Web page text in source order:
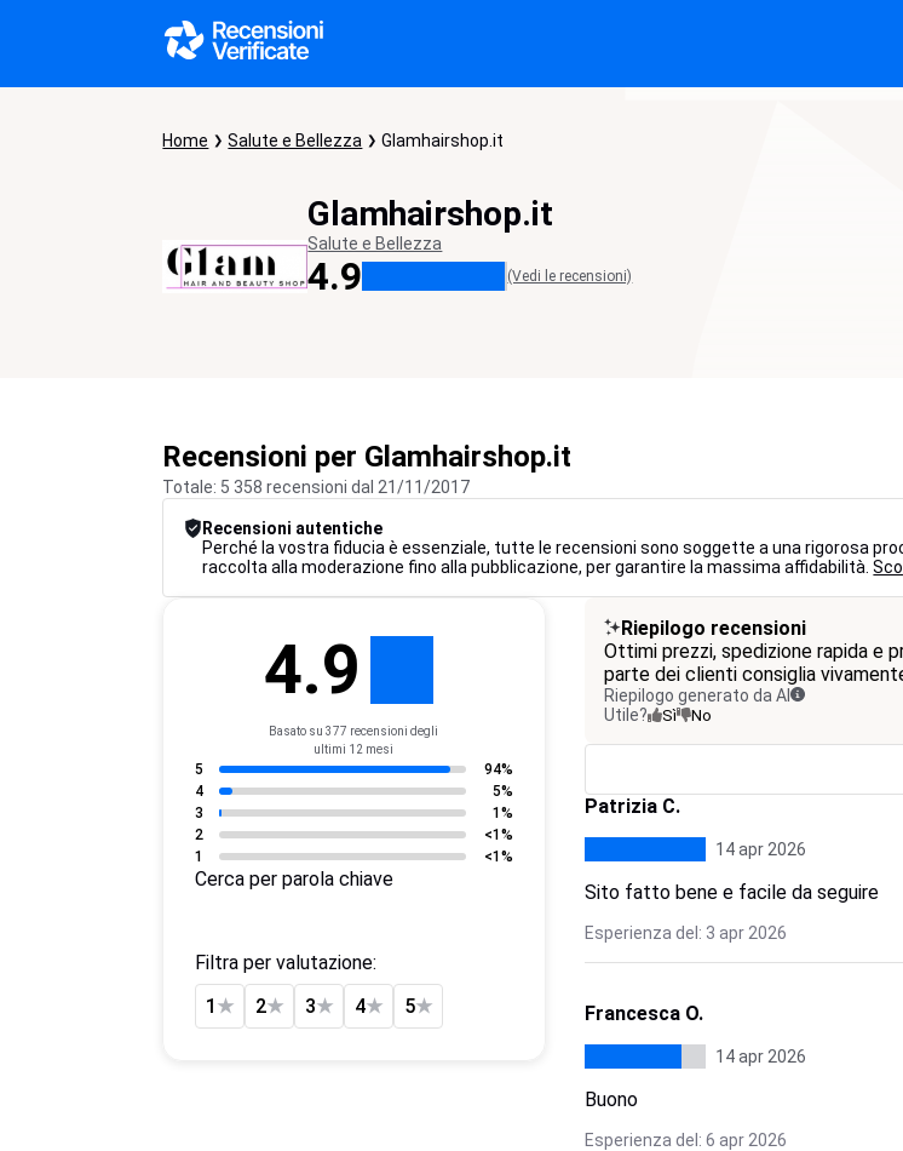
Home Salute e Bellezza Glamhairshop.it
Glamhairshop.it
Salute e Bellezza
4.9 (Vedi le recensioni)
Recensioni per Glamhairshop.it
Totale: 5 358 recensioni dal 21/11/2017
Recensioni autentiche
Perché la vostra fiducia è essenziale, tutte le recensioni sono soggette a una rigorosa
raccolta alla moderazione fino alla pubblicazione, per garantire la massima affidabilità.
4.9
Basato su 377 recensioni degli
ultimi 12 mesi
5
94%
4
5%
3
1%
2
<1%
1
<1%
Cerca per parola chiave
Filtra per valutazione:
1 ★ 2★ 3★ 4★ 5★
Riepilogo recensioni
Ottimi prezzi, spedizione rapida e
parte dei clienti consiglia
Riepilogo generato da AI
Utile?
Sì No
Patrizia C.
14 apr 2026
Sito fatto bene e facile da seguire
Esperienza del: 3 apr 2026
Francesca O.
14 apr 2026
Buono
Esperienza del: 6 apr 2026